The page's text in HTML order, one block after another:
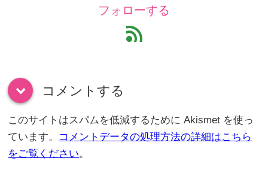
フォローする
feed
down コメントする
このサイトはスパムを低減するために Akismet を使っ
ています。 コメントデータの処理方法の詳細はこちら
をご覧ください。